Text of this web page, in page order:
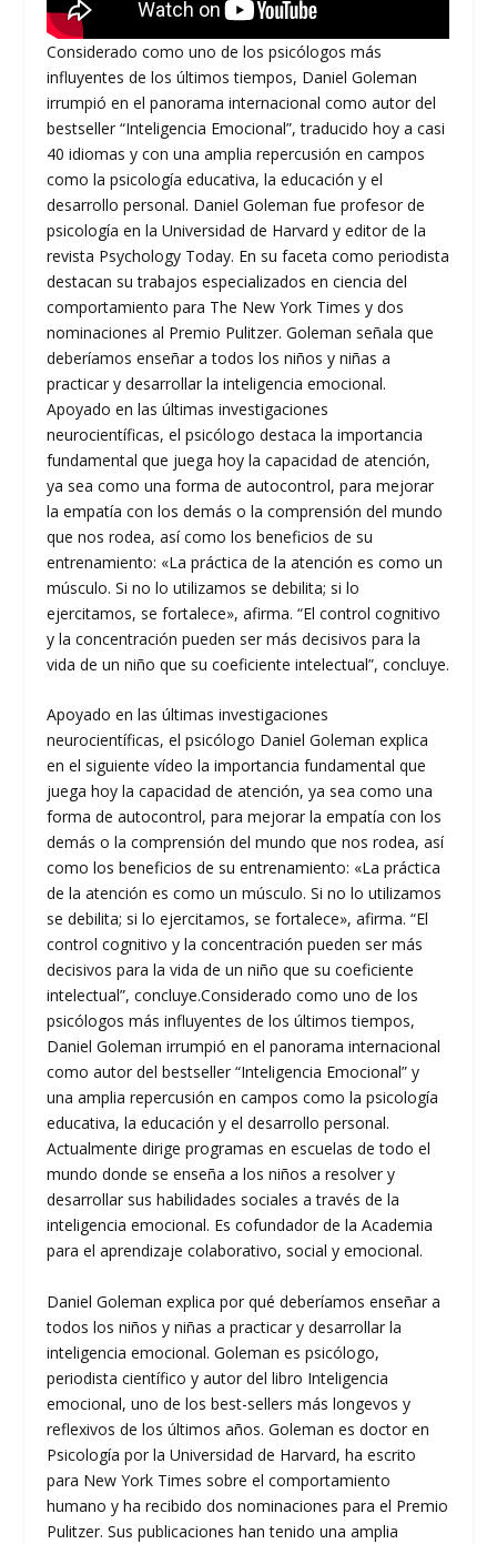
Considerado como uno de los psicólogos más
influyentes de los últimos tiempos, Daniel Goleman
irrumpió en el panorama internacional como autor del
bestseller “Inteligencia Emocional”, traducido hoy a casi
40 idiomas y con una amplia repercusión en campos
como la psicología educativa, la educación y el
desarrollo personal. Daniel Goleman fue profesor de
psicología en la Universidad de Harvard y editor de la
revista Psychology Today. En su faceta como periodista
destacan su trabajos especializados en ciencia del
comportamiento para The New York Times y dos
nominaciones al Premio Pulitzer. Goleman señala que
deberíamos enseñar a todos los niños y niñas a
practicar y desarrollar la inteligencia emocional.
Apoyado en las últimas investigaciones
neurocientíficas, el psicólogo destaca la importancia
fundamental que juega hoy la capacidad de atención,
ya sea como una forma de autocontrol, para mejorar
la empatía con los demás o la comprensión del mundo
que nos rodea, así como los beneficios de su
entrenamiento: «La práctica de la atención es como un
músculo. Si no lo utilizamos se debilita; si lo
ejercitamos, se fortalece», afirma. “El control cognitivo
y la concentración pueden ser más decisivos para la
vida de un niño que su coeficiente intelectual”, concluye.
Apoyado en las últimas investigaciones
neurocientíficas, el psicólogo Daniel Goleman explica
en el siguiente vídeo la importancia fundamental que
juega hoy la capacidad de atención, ya sea como una
forma de autocontrol, para mejorar la empatía con los
demás o la comprensión del mundo que nos rodea, así
como los beneficios de su entrenamiento: «La práctica
de la atención es como un músculo. Si no lo utilizamos
se debilita; si lo ejercitamos, se fortalece», afirma. “El
control cognitivo y la concentración pueden ser más
decisivos para la vida de un niño que su coeficiente
intelectual”, concluye.Considerado como uno de los
psicólogos más influyentes de los últimos tiempos,
Daniel Goleman irrumpió en el panorama internacional
como autor del bestseller “Inteligencia Emocional” y
una amplia repercusión en campos como la psicología
educativa, la educación y el desarrollo personal.
Actualmente dirige programas en escuelas de todo el
mundo donde se enseña a los niños a resolver y
desarrollar sus habilidades sociales a través de la
inteligencia emocional. Es cofundador de la Academia
para el aprendizaje colaborativo, social y emocional.
Daniel Goleman explica por qué deberíamos enseñar a
todos los niños y niñas a practicar y desarrollar la
inteligencia emocional. Goleman es psicólogo,
periodista científico y autor del libro Inteligencia
emocional, uno de los best-sellers más longevos y
reflexivos de los últimos años. Goleman es doctor en
Psicología por la Universidad de Harvard, ha escrito
para New York Times sobre el comportamiento
humano y ha recibido dos nominaciones para el Premio
Pulitzer. Sus publicaciones han tenido una amplia